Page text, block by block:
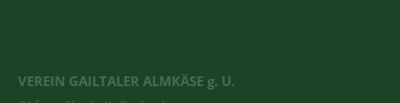
VEREIN GAILTALER ALMKÄSE g. U.